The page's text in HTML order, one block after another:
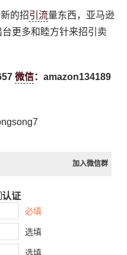
的招引流量东西，亚马逊
更多和睦方针来招引卖
微信：amazon134189
加入微信群
认证
必填
选填
选填